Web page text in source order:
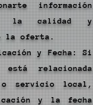
información
la calidad y
la oferta.
y Fecha: Si
relacionada
o servicio local,
y la fecha